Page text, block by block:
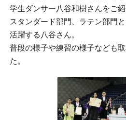
学生ダンサー八谷和樹さんをご紹
スタンダード部門、ラテン部門
活躍する八谷さん。
普段の様子や練習の様子なども
た。